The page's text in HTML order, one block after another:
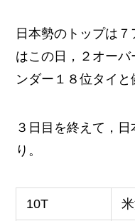
日本勢のトップは
はこの日，２オー
ンダー１８位タイと
３日目を終えて，
り。
10T